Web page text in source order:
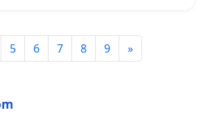
5 6 7 8 9 »